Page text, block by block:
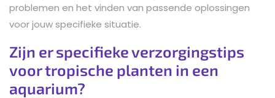
problemen en het vinden van passende oplossingen
voor jouw specifieke situatie.
Zijn er specifieke verzorgingstips
voor tropische planten in een
aquarium?